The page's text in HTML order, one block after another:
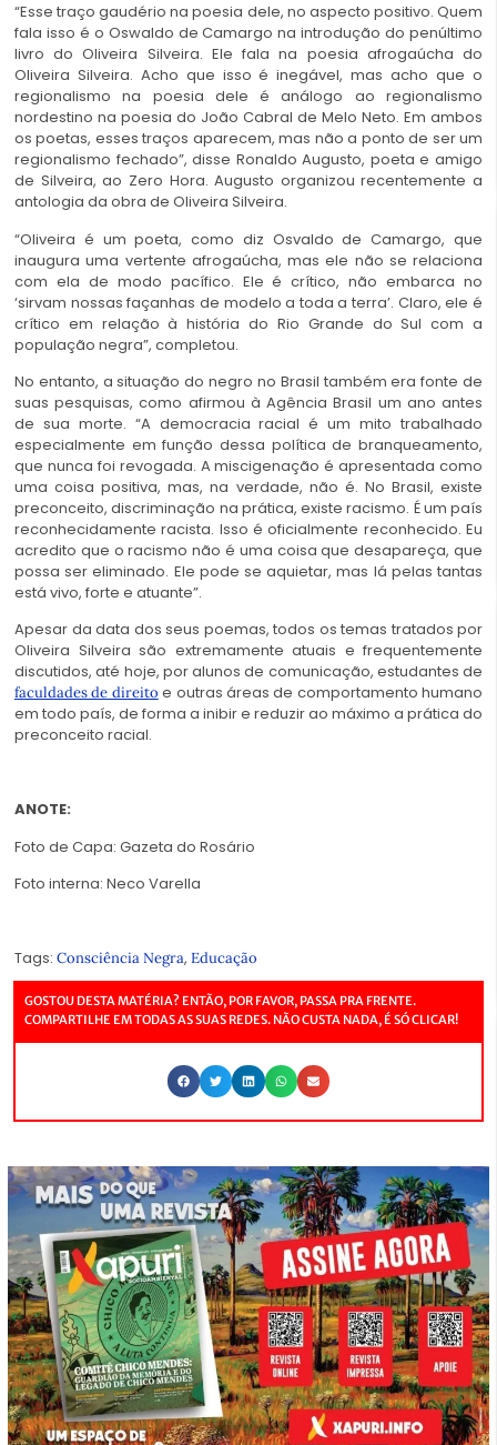
“Esse traço gaudério na poesia dele, no aspecto positivo. Quem
fala isso é o Oswaldo de Camargo na introdução do penúltimo
livro do Oliveira Silveira. Ele fala na poesia afrogaúcha do
Oliveira Silveira. Acho que isso é inegável, mas acho que o
regionalismo na poesia dele é análogo ao regionalismo
nordestino na poesia do João Cabral de Melo Neto. Em ambos
os poetas, esses traços aparecem, mas não a ponto de ser um
regionalismo fechado”, disse Ronaldo Augusto, poeta e amigo
de Silveira, ao Zero Hora. Augusto organizou recentemente a
antologia da obra de Oliveira Silveira.
“Oliveira é um poeta, como diz Osvaldo de Camargo, que
inaugura uma vertente afrogaúcha, mas ele não se relaciona
com ela de modo pacífico. Ele é crítico, não embarca no
‘sirvam nossas façanhas de modelo a toda a terra’. Claro, ele é
crítico em relação à história do Rio Grande do Sul com a
população negra”, completou.
No entanto, a situação do negro no Brasil também era fonte de
suas pesquisas, como afirmou à Agência Brasil um ano antes
de sua morte. “A democracia racial é um mito trabalhado
especialmente em função dessa política de branqueamento,
que nunca foi revogada. A miscigenação é apresentada como
uma coisa positiva, mas, na verdade, não é. No Brasil, existe
preconceito, discriminação na prática, existe racismo. É um país
reconhecidamente racista. Isso é oficialmente reconhecido. Eu
acredito que o racismo não é uma coisa que desapareça, que
possa ser eliminado. Ele pode se aquietar, mas lá pelas tantas
está vivo, forte e atuante”.
Apesar da data dos seus poemas, todos os temas tratados por
Oliveira Silveira são extremamente atuais e frequentemente
discutidos, até hoje, por alunos de comunicação, estudantes de
faculdades de direito e outras áreas de comportamento humano
em todo país, de forma a inibir e reduzir ao máximo a prática do
preconceito racial.
ANOTE:
Foto de Capa: Gazeta do Rosário
Foto interna: Neco Varella
Tags: Consciência Negra, Educação
GOSTOU DESTA MATÉRIA? ENTÃO, POR FAVOR, PASSA PRA FRENTE.
COMPARTILHE EM TODAS AS SUAS REDES. NÃO CUSTA NADA, É SÓ CLICAR!